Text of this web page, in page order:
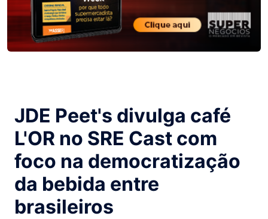
JDE Peet's divulga café
L'OR no SRE Cast com
foco na democratização
da bebida entre
brasileiros